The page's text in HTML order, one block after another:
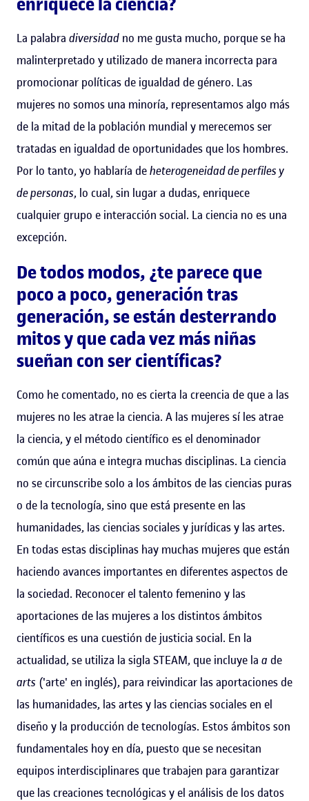
La palabra diversidad no me gusta mucho, porque se ha
malinterpretado y utilizado de manera incorrecta para
promocionar políticas de igualdad de género. Las
mujeres no somos una minoría, representamos algo más
de la mitad de la población mundial y merecemos ser
tratadas en igualdad de oportunidades que los hombres.
Por lo tanto, yo hablaría deheterogeneidad de perfiles y
de personas, lo cual, sin lugar a dudas, enriquece
cualquier grupo e interacción social. La ciencia no es una
excepción.
De todos modos, ¿te parece que
poco a poco, generación tras
generación, se están desterrando
mitos y que cada vez más niñas
sueñan con ser científicas?
Como he comentado, no es cierta la creencia de que a las
mujeres no les atrae la ciencia. A las mujeres sí les atrae
la ciencia, y el método científico es el denominador
común que aúna e integra muchas disciplinas. La ciencia
no se circunscribe solo a los ámbitos de las ciencias puras
o de la tecnología, sino que está presente en las
humanidades, las ciencias sociales y jurídicas y las artes.
En todas estas disciplinas hay muchas mujeres que están
haciendo avances importantes en diferentes aspectos de
la sociedad. Reconocer el talento femenino y las
aportaciones de las mujeres a los distintos ámbitos
científicos es una cuestión de justicia social. En la
actualidad, se utiliza la sigla STEAM, que incluye la a de
arts ('arte' en inglés), para reivindicar las aportaciones de
las humanidades, las artes y las ciencias sociales en el
diseño y la producción de tecnologías. Estos ámbitos son
fundamentales hoy en día, puesto que se necesitan
equipos interdisciplinares que trabajen para garantizar
que las creaciones tecnológicas y el análisis de los datos